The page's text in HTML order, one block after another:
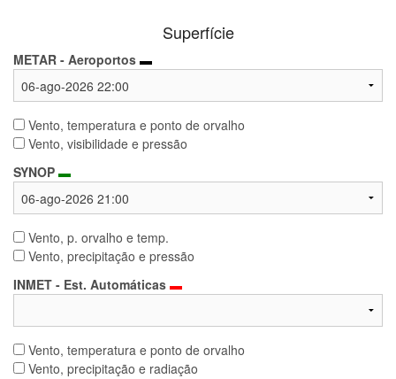
Superfície
METAR - Aeroportos ▬
Vento, temperatura e ponto de orvalho
Vento, visibilidade e pressão
SYNOP ▬
Vento, p. orvalho e temp.
Vento, precipitação e pressão
INMET - Est. Automáticas ▬
Vento, temperatura e ponto de orvalho
Vento, precipitação e radiação